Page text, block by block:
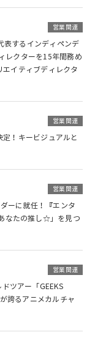
営業関連
表するインディペンデ
レクターを15年間務め
イティブディレクタ
営業関連
！キービジュアルと
営業関連
ーに就任！『エンタ
なたの推し☆」を見つ
営業関連
ツアー「GEEKS
誇るアニメカルチャ